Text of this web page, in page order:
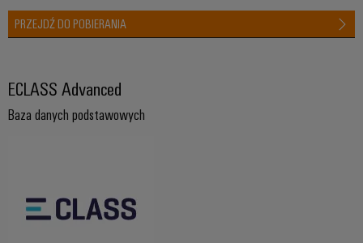
PRZEJDŹ DO POBIERANIA
ECLASS Advanced
Baza danych podstawowych